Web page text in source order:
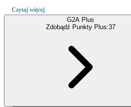
Czytaj więcej
G2A Plus
Zdobądź Punkty Plus:37